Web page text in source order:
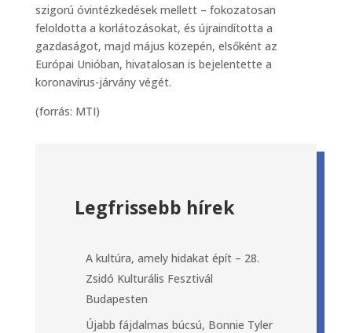
szigorú óvintézkedések mellett – fokozatosan
feloldotta a korlátozásokat, és újraindította a
gazdaságot, majd május közepén, elsőként az
Európai Unióban, hivatalosan is bejelentette a
koronavírus-járvány végét.
(forrás: MTI)
Legfrissebb hírek
A kultúra, amely hidakat épít – 28.
Zsidó Kulturális Fesztivál
Budapesten
Újabb fájdalmas búcsú, Bonnie Tyler